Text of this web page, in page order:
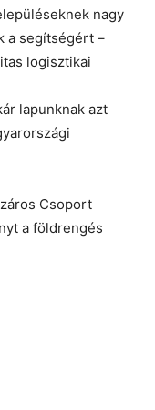
nagy
a segítségért –
logisztikai
lapunknak azt
Csoport
a földrengés